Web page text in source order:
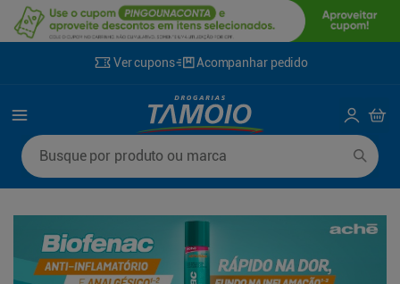
Ver cupons Acompanhar pedido
Busque por produto ou marca
Termos mais buscados
3º
desodorante
4º
sabonete líquido
fralda xxg